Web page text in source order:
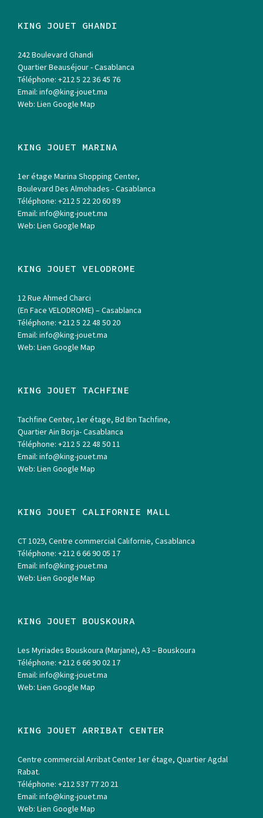
KING JOUET GHANDI
242 Boulevard Ghandi
Quartier Beauséjour - Casablanca
Téléphone: +212 5 22 36 45 76
Email: info@king-jouet.ma
Web: Lien Google Map
KING JOUET MARINA
1er étage Marina Shopping Center,
Boulevard Des Almohades - Casablanca
Téléphone: +212 5 22 20 60 89
Email: info@king-jouet.ma
Web: Lien Google Map
KING JOUET VELODROME
12 Rue Ahmed Charci
(En Face VELODROME) – Casablanca
Téléphone: +212 5 22 48 50 20
Email: info@king-jouet.ma
Web: Lien Google Map
KING JOUET TACHFINE
Tachfine Center, 1er étage, Bd Ibn Tachfine,
Quartier Ain Borja- Casablanca
Téléphone: +212 5 22 48 50 11
Email: info@king-jouet.ma
Web: Lien Google Map
KING JOUET CALIFORNIE MALL
CT 1029, Centre commercial Californie, Casablanca
Téléphone: +212 6 66 90 05 17
Email: info@king-jouet.ma
Web: Lien Google Map
KING JOUET BOUSKOURA
Les Myriades Bouskoura (Marjane), A3 – Bouskoura
Téléphone: +212 6 66 90 02 17
Email: info@king-jouet.ma
Web: Lien Google Map
KING JOUET ARRIBAT CENTER
Centre commercial Arribat Center 1er étage, Quartier Agdal
Rabat.
Téléphone: +212 537 77 20 21
Email: info@king-jouet.ma
Web: Lien Google Map